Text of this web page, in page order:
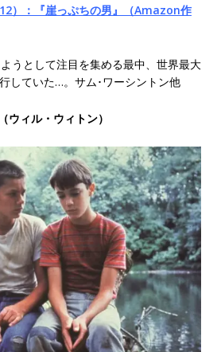
）：『崖っぷちの男』（Amazon作
うとして注目を集める最中、世界最大
していた…。サム･ワーシントン他
ウィル・ウィトン）